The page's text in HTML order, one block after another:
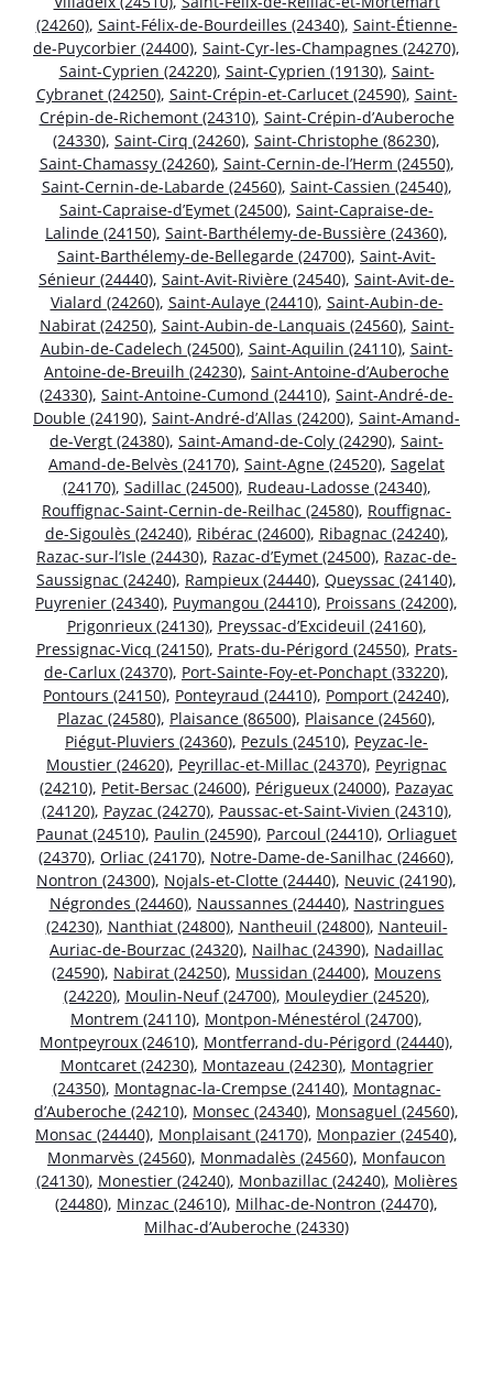
(24260), Saint-Félix-de-Bourdeilles (24340), Saint-Étienne-
de-Puycorbier (24400), Saint-Cyr-les-Champagnes (24270),
Saint-Cyprien (24220), Saint-Cyprien (19130), Saint-
Cybranet (24250), Saint-Crépin-et-Carlucet (24590), Saint-
Crépin-de-Richemont (24310), Saint-Crépin-d’Auberoche
(24330), Saint-Cirq (24260), Saint-Christophe (86230),
Saint-Chamassy (24260), Saint-Cernin-de-l’Herm (24550),
Saint-Cernin-de-Labarde (24560), Saint-Cassien (24540),
Saint-Capraise-d’Eymet (24500), Saint-Capraise-de-
Lalinde (24150), Saint-Barthélemy-de-Bussière (24360),
Saint-Barthélemy-de-Bellegarde (24700), Saint-Avit-
Sénieur (24440), Saint-Avit-Rivière (24540), Saint-Avit-de-
Vialard (24260), Saint-Aulaye (24410), Saint-Aubin-de-
Nabirat (24250), Saint-Aubin-de-Lanquais (24560), Saint-
Aubin-de-Cadelech (24500), Saint-Aquilin (24110), Saint-
Antoine-de-Breuilh (24230), Saint-Antoine-d’Auberoche
(24330), Saint-Antoine-Cumond (24410), Saint-André-de-
Double (24190), Saint-André-d’Allas (24200), Saint-Amand-
de-Vergt (24380), Saint-Amand-de-Coly (24290), Saint-
Amand-de-Belvès (24170), Saint-Agne (24520), Sagelat
(24170), Sadillac (24500), Rudeau-Ladosse (24340),
Rouffignac-Saint-Cernin-de-Reilhac (24580), Rouffignac-
de-Sigoulès (24240), Ribérac (24600), Ribagnac (24240),
Razac-sur-l’Isle (24430), Razac-d’Eymet (24500), Razac-de-
Saussignac (24240), Rampieux (24440), Queyssac (24140),
Puyrenier (24340), Puymangou (24410), Proissans (24200),
Prigonrieux (24130), Preyssac-d’Excideuil (24160),
Pressignac-Vicq (24150), Prats-du-Périgord (24550), Prats-
de-Carlux (24370), Port-Sainte-Foy-et-Ponchapt (33220),
Pontours (24150), Ponteyraud (24410), Pomport (24240),
Plazac (24580), Plaisance (86500), Plaisance (24560),
Piégut-Pluviers (24360), Pezuls (24510), Peyzac-le-
Moustier (24620), Peyrillac-et-Millac (24370), Peyrignac
(24210), Petit-Bersac (24600), Périgueux (24000), Pazayac
(24120), Payzac (24270), Paussac-et-Saint-Vivien (24310),
Paunat (24510), Paulin (24590), Parcoul (24410), Orliaguet
(24370), Orliac (24170), Notre-Dame-de-Sanilhac (24660),
Nontron (24300), Nojals-et-Clotte (24440), Neuvic (24190),
Négrondes (24460), Naussannes (24440), Nastringues
(24230), Nanthiat (24800), Nantheuil (24800), Nanteuil-
Auriac-de-Bourzac (24320), Nailhac (24390), Nadaillac
(24590), Nabirat (24250), Mussidan (24400), Mouzens
(24220), Moulin-Neuf (24700), Mouleydier (24520),
Montrem (24110), Montpon-Ménestérol (24700),
Montpeyroux (24610), Montferrand-du-Périgord (24440),
Montcaret (24230), Montazeau (24230), Montagrier
(24350), Montagnac-la-Crempse (24140), Montagnac-
d’Auberoche (24210), Monsec (24340), Monsaguel (24560),
Monsac (24440), Monplaisant (24170), Monpazier (24540),
Monmarvès (24560), Monmadalès (24560), Monfaucon
(24130), Monestier (24240), Monbazillac (24240), Molières
(24480), Minzac (24610), Milhac-de-Nontron (24470),
Milhac-d’Auberoche (24330)